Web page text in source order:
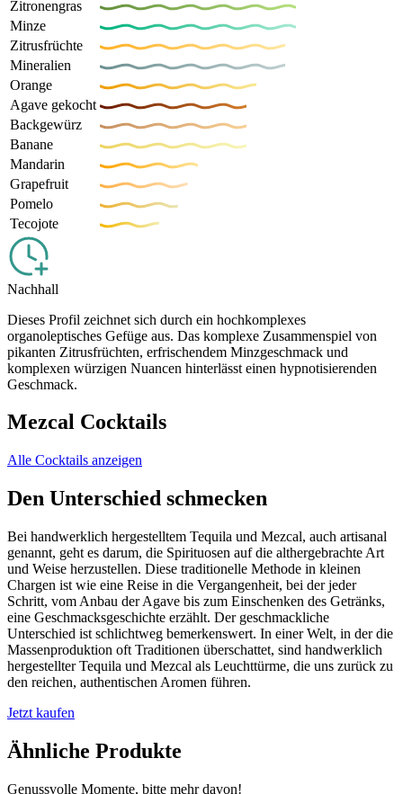
Zitronengras
Minze
Zitrusfrüchte
Mineralien
Orange
Agave gekocht
Backgewürz
Banane
Mandarin
Grapefruit
Pomelo
Tecojote
Nachhall
Dieses Profil zeichnet sich durch ein hochkomplexes
organoleptisches Gefüge aus. Das komplexe Zusammenspiel von
pikanten Zitrusfrüchten, erfrischendem Minzgeschmack und
komplexen würzigen Nuancen hinterlässt einen hypnotisierenden
Geschmack.
Mezcal Cocktails
Alle Cocktails anzeigen
Den Unterschied schmecken
Bei handwerklich hergestelltem Tequila und Mezcal, auch artisanal
genannt, geht es darum, die Spirituosen auf die althergebrachte Art
und Weise herzustellen. Diese traditionelle Methode in kleinen
Chargen ist wie eine Reise in die Vergangenheit, bei der jeder
Schritt, vom Anbau der Agave bis zum Einschenken des Getränks,
eine Geschmacksgeschichte erzählt. Der geschmackliche
Unterschied ist schlichtweg bemerkenswert. In einer Welt, in der die
Massenproduktion oft Traditionen überschattet, sind handwerklich
hergestellter Tequila und Mezcal als Leuchttürme, die uns zurück zu
den reichen, authentischen Aromen führen.
Jetzt kaufen
Ähnliche Produkte
Genussvolle Momente, bitte mehr davon!